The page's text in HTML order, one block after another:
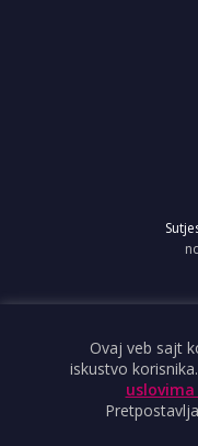
Ovaj veb sajt
iskustvo